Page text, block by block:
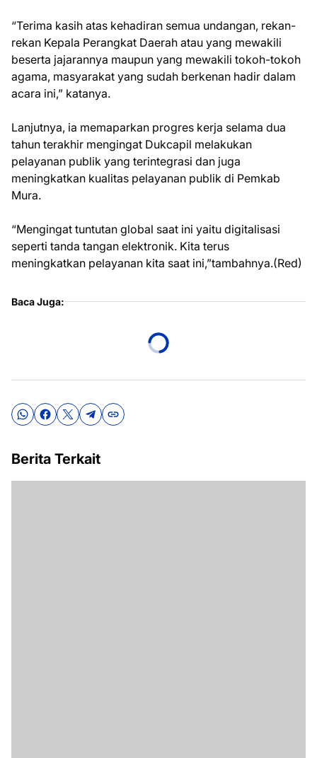
“Terima kasih atas kehadiran semua undangan, rekan-
rekan Kepala Perangkat Daerah atau yang mewakili
beserta jajarannya maupun yang mewakili tokoh-tokoh
agama, masyarakat yang sudah berkenan hadir dalam
acara ini,” katanya.
Lanjutnya, ia memaparkan progres kerja selama dua
tahun terakhir mengingat Dukcapil melakukan
pelayanan publik yang terintegrasi dan juga
meningkatkan kualitas pelayanan publik di Pemkab
Mura.
“Mengingat tuntutan global saat ini yaitu digitalisasi
seperti tanda tangan elektronik. Kita terus
meningkatkan pelayanan kita saat ini,”tambahnya.(Red)
Baca Juga:
Berita Terkait